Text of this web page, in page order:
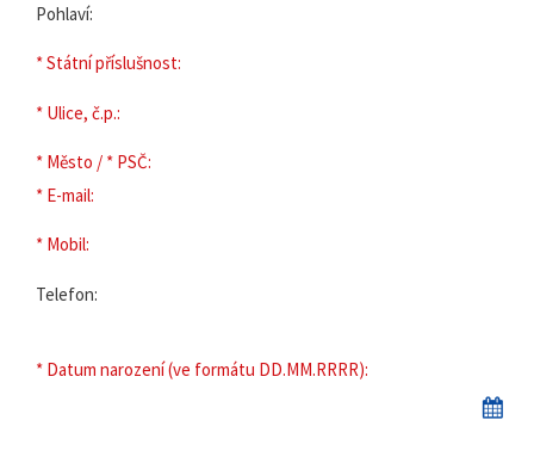
Pohlaví:
* Státní příslušnost:
* Ulice, č.p.:
* Město / * PSČ:
* E-mail:
* Mobil:
Telefon:
* Datum narození (ve formátu DD.MM.RRRR):